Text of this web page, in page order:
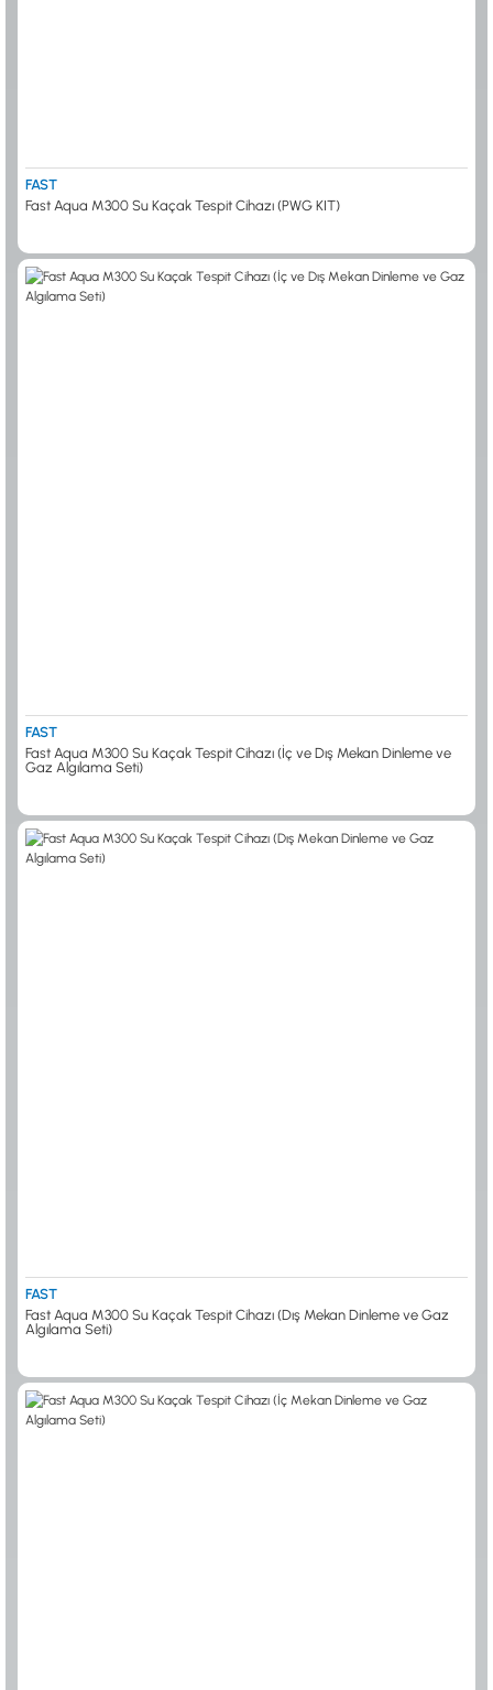
FAST
Fast Aqua M300 Su Kaçak Tespit Cihazı (PWG KIT)
FAST
Fast Aqua M300 Su Kaçak Tespit Cihazı (İç ve Dış Mekan Dinleme ve
Gaz Algılama Seti)
FAST
Fast Aqua M300 Su Kaçak Tespit Cihazı (Dış Mekan Dinleme ve Gaz
Algılama Seti)